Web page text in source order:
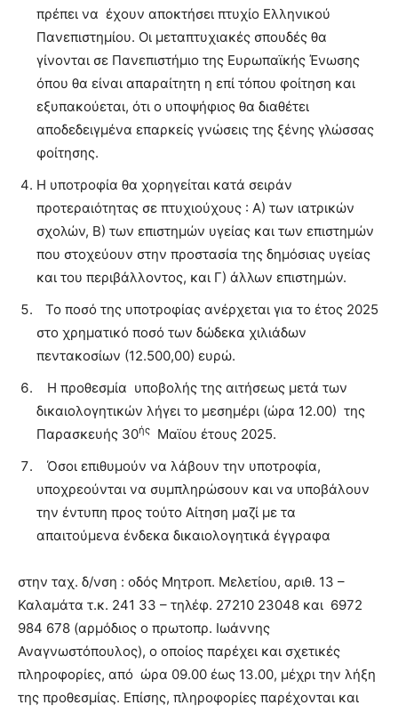
πρέπει να έχουν αποκτήσει πτυχίο Ελληνικού
Πανεπιστημίου. Οι μεταπτυχιακές σπουδές θα
γίνονται σε Πανεπιστήμιο της Ευρωπαϊκής Ένωσης
όπου θα είναι απαραίτητη η επί τόπου φοίτηση και
εξυπακούεται, ότι ο υποψήφιος θα διαθέτει
αποδεδειγμένα επαρκείς γνώσεις της ξένης γλώσσας
φοίτησης.
Η υποτροφία θα χορηγείται κατά σειράν
προτεραιότητας σε πτυχιούχους : Α) των ιατρικών
σχολών, Β) των επιστημών υγείας και των επιστημών
που στοχεύουν στην προστασία της δημόσιας υγείας
και του περιβάλλοντος, και Γ) άλλων επιστημών.
Το ποσό της υποτροφίας ανέρχεται για το έτος 2025
στο χρηματικό ποσό των δώδεκα χιλιάδων
πεντακοσίων (12.500,00) ευρώ.
Η προθεσμία υποβολής της αιτήσεως μετά των
δικαιολογητικών λήγει το μεσημέρι (ώρα 12.00) της
Παρασκευής 30ής
Μαϊου έτους 2025.
Όσοι επιθυμούν να λάβουν την υποτροφία,
υποχρεούνται να συμπληρώσουν και να υποβάλουν
την έντυπη προς τούτο Αίτηση μαζί με τα
απαιτούμενα ένδεκα δικαιολογητικά έγγραφα
στην ταχ. δ/νση : οδός Μητροπ. Μελετίου, αριθ. 13 –
Καλαμάτα τ.κ. 241 33 – τηλέφ. 27210 23048 και 6972
984 678 (αρμόδιος ο πρωτοπρ. Ιωάννης
Αναγνωστόπουλος), ο οποίος παρέχει και σχετικές
πληροφορίες, από ώρα 09.00 έως 13.00, μέχρι την λήξη
της προθεσμίας. Επίσης, πληροφορίες παρέχονται και